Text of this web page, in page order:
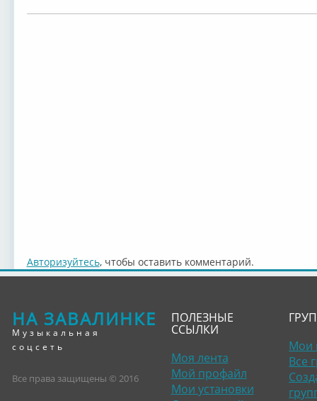
Авторизуйтесь, чтобы оставить комментарий.
НА ЗАВАЛИНКЕ
Музыкальная
соцсеть
Все права защищены © 2016
ПОЛЕЗНЫЕ
ССЫЛКИ
Моя лента
Мой профайл
Мои установки
Мои
Все